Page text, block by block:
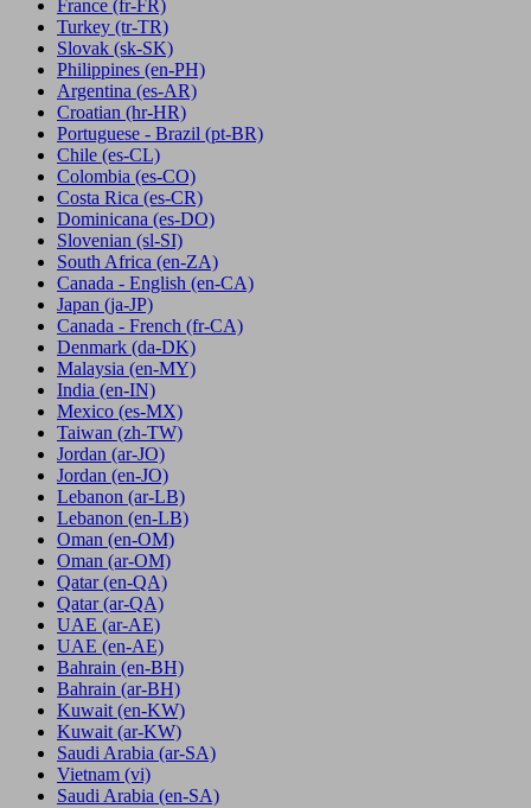
France (fr-FR)
Turkey (tr-TR)
Slovak (sk-SK)
Philippines (en-PH)
Argentina (es-AR)
Croatian (hr-HR)
Portuguese - Brazil (pt-BR)
Chile (es-CL)
Colombia (es-CO)
Costa Rica (es-CR)
Dominicana (es-DO)
Slovenian (sl-SI)
South Africa (en-ZA)
Canada - English (en-CA)
Japan (ja-JP)
Canada - French (fr-CA)
Denmark (da-DK)
Malaysia (en-MY)
India (en-IN)
Mexico (es-MX)
Taiwan (zh-TW)
Jordan (ar-JO)
Jordan (en-JO)
Lebanon (ar-LB)
Lebanon (en-LB)
Oman (en-OM)
Oman (ar-OM)
Qatar (en-QA)
Qatar (ar-QA)
UAE (ar-AE)
UAE (en-AE)
Bahrain (en-BH)
Bahrain (ar-BH)
Kuwait (en-KW)
Kuwait (ar-KW)
Saudi Arabia (ar-SA)
Vietnam (vi)
Saudi Arabia (en-SA)